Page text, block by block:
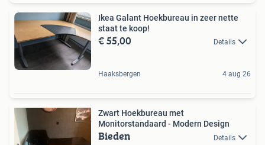
Ikea Galant Hoekbureau in zeer nette
staat te koop!
€ 55,00 Details
Haaksbergen 4 aug 26
Zwart Hoekbureau met
Monitorstandaard - Modern Design
Bieden Details